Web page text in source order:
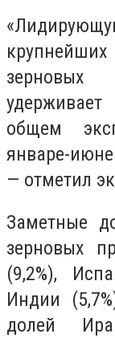
зерновых
общем
январе-июне
— отметил
Заметные
зерновых
(9,2%),
Индии
долей